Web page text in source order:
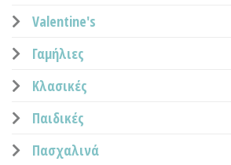
Valentine's
Γαμήλιες
Κλασικές
Παιδικές
Πασχαλινά